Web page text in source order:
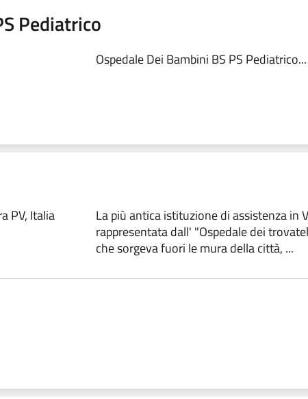
Pediatrico
Ospedale Dei Bambini BS PS Pediatrico...
PV, Italia
La più antica istituzione di assistenza in
rappresentata dall' "Ospedale dei
che sorgeva fuori le mura della città, ...